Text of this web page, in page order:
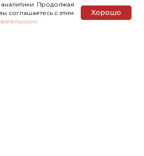
путешествия
Продолжая
соглашаетесь с этим.
Хорошо